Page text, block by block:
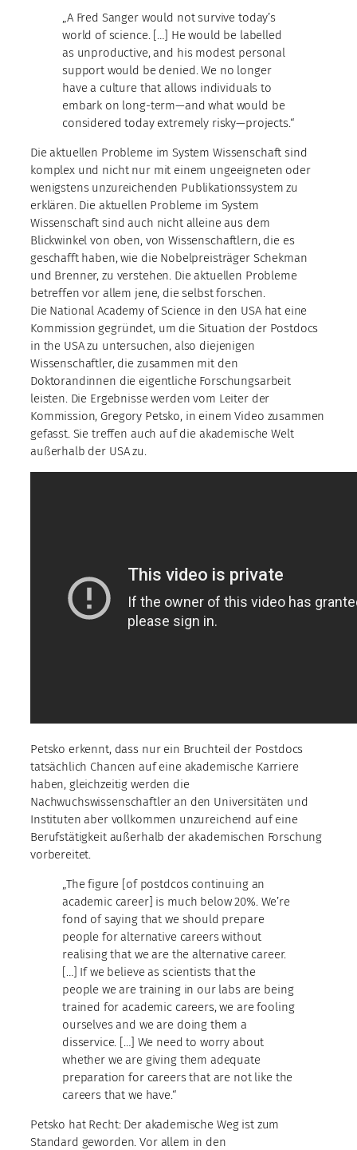
„A Fred Sanger would not survive today’s
world of science. […] He would be labelled
as unproductive, and his modest personal
support would be denied. We no longer
have a culture that allows individuals to
embark on long-term—and what would be
considered today extremely risky—projects.“
Die aktuellen Probleme im System Wissenschaft sind
komplex und nicht nur mit einem ungeeigneten oder
wenigstens unzureichenden Publikationssystem zu
erklären. Die aktuellen Probleme im System
Wissenschaft sind auch nicht alleine aus dem
Blickwinkel von oben, von Wissenschaftlern, die es
geschafft haben, wie die Nobelpreisträger Schekman
und Brenner, zu verstehen. Die aktuellen Probleme
betreffen vor allem jene, die selbst forschen.
Die National Academy of Science in den USA hat eine
Kommission gegründet, um die Situation der Postdocs
in the USA zu untersuchen, also diejenigen
Wissenschaftler, die zusammen mit den
Doktorandinnen die eigentliche Forschungsarbeit
leisten. Die Ergebnisse werden vom Leiter der
Kommission, Gregory Petsko, in einem Video zusammen
gefasst. Sie treffen auch auf die akademische Welt
außerhalb der USA zu.
Petsko erkennt, dass nur ein Bruchteil der Postdocs
tatsächlich Chancen auf eine akademische Karriere
haben, gleichzeitig werden die
Nachwuchswissenschaftler an den Universitäten und
Instituten aber vollkommen unzureichend auf eine
Berufstätigkeit außerhalb der akademischen Forschung
vorbereitet.
„The figure [of postdcos continuing an
academic career] is much below 20%. We’re
fond of saying that we should prepare
people for alternative careers without
realising that we are the alternative career.
[…] If we believe as scientists that the
people we are training in our labs are being
trained for academic careers, we are fooling
ourselves and we are doing them a
disservice. […] We need to worry about
whether we are giving them adequate
preparation for careers that are not like the
careers that we have.“
Petsko hat Recht: Der akademische Weg ist zum
Standard geworden. Vor allem in den